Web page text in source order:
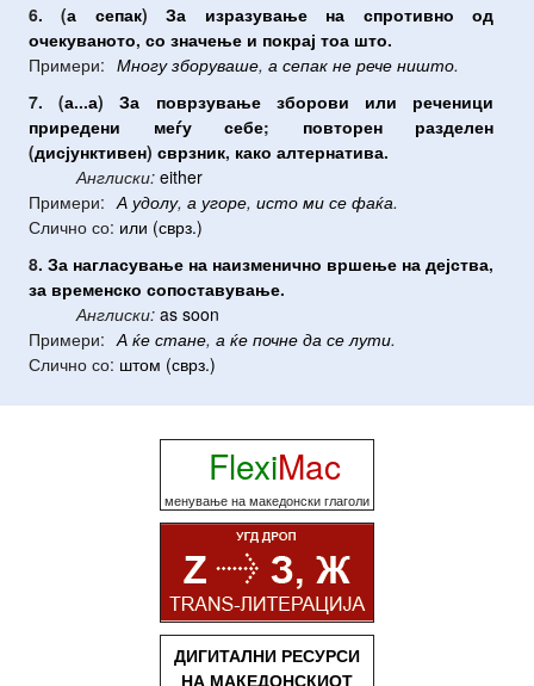
6. (а сепак)За изразување на спротивно
од
очекуваното, со значење и покрај тоа што.
Примери: Многу зборуваше, а сепак не рече ништо.
7. (а...а)За поврзување зборови или
реченици
приредени
меѓу себе; повторен
разделен
(дисјунктивен) сврзник, како алтернатива.
Англиски: either
Примери: А удолу, а угоре, исто ми се фаќа.
Слично со: или (сврз.)
8. За нагласување на наизменично вршење на дејства,
за временско сопоставување.
Англиски: as soon
Примери: А ќе стане, а ќе почне да се лути.
Слично со: штом (сврз.)
FlexiMac
менување на македонски глаголи
ДИГИТАЛНИ РЕСУРСИ
НА МАКЕДОНСКИОТ